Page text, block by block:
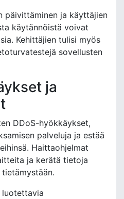
päivittäminen ja käyttäjien
käytännöistä voivat
Kehittäjien tulisi myös
sovellusten
ja
DDoS-hyökkäykset,
palveluja ja estää
Haittaohjelmat
ja kerätä tietoja
luotettavia